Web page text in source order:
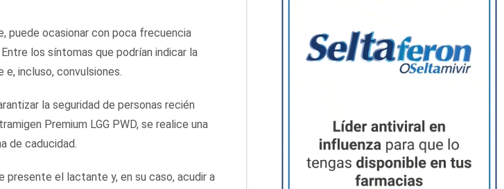
puede ocasionar con poca frecuencia
los síntomas que podrían indicar la
incluso, convulsiones.
la seguridad de personas recién
Premium LGG PWD, se realice una
de caducidad.
el lactante y, en su caso, acudir a